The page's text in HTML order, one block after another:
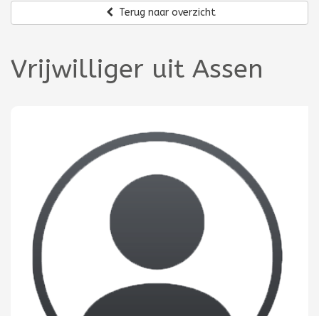
Terug naar overzicht
Vrijwilliger uit Assen